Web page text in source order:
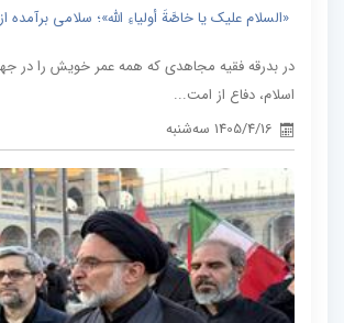
«السلام علیک یا خاصَّةَ أولیاءِ الله»؛ سلامی
در بدرقه فقیه مجاهدی که همه عمر خویش را در
اسلام، دفاع از امت...
1405/4/16 سه‌شنبه